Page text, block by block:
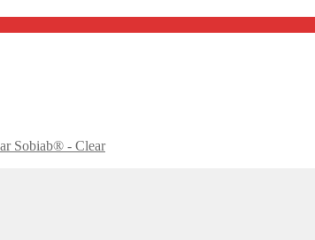
Sobiab® - Clear